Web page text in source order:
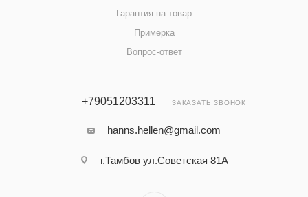
Гарантия на товар
Примерка
Вопрос-ответ
+79051203311 ЗАКАЗАТЬ ЗВОНОК
hanns.hellen@gmail.com
г.Тамбов ул.Советская 81А